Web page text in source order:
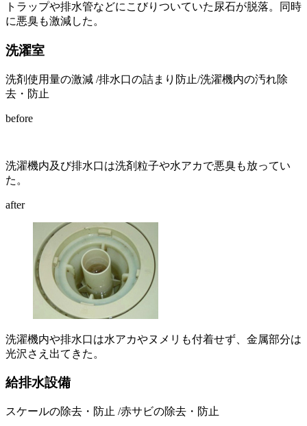
トラップや排水管などにこびりついていた尿石が脱落。同時
に悪臭も激減した。
洗濯室
洗剤使用量の激減 /排水口の詰まり防止/洗濯機内の汚れ除
去・防止
before
洗濯機内及び排水口は洗剤粒子や水アカで悪臭も放ってい
た。
after
洗濯機内や排水口は水アカやヌメリも付着せず、金属部分は
光沢さえ出てきた。
給排水設備
スケールの除去・防止 /赤サビの除去・防止